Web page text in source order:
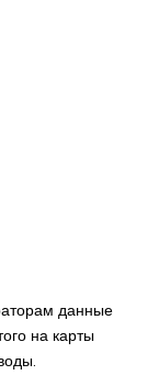
данные
на карты